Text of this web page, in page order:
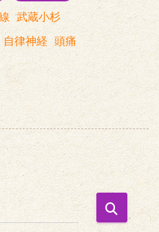
武蔵小杉
自律神経 頭痛